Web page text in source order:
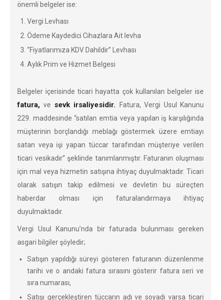
önemli belgeler ise:
Vergi Levhası
Ödeme Kaydedici Cihazlara Ait levha
“Fiyatlarımıza KDV Dahildir” Levhası
Aylık Prim ve Hizmet Belgesi
Belgeler içerisinde ticari hayatta çok kullanılan belgeler ise
fatura,ve sevk irsaliyesidir.
Fatura, Vergi Usul Kanunu
229. maddesinde “satılan emtia veya yapılan iş karşılığında
müşterinin borçlandığı meblağı göstermek üzere emtiayı
satan veya işi yapan tüccar tarafından müşteriye verilen
ticari vesikadır” şeklinde tanımlanmıştır. Faturanın oluşması
için mal veya hizmetin satışına ihtiyaç duyulmaktadır. Ticari
olarak satışın takip edilmesi ve devletin bu süreçten
haberdar olması için faturalandırmaya ihtiyaç
duyulmaktadır.
Vergi Usul Kanunu’nda bir faturada bulunması gereken
asgari bilgiler şöyledir;
Satışın yapıldığı süreyi gösteren faturanın düzenlenme
tarihi ve o andaki fatura sırasını gösterir fatura seri ve
sıra numarası,
Satışı gerçekleştiren tüccarın adı ve soyadı varsa ticari